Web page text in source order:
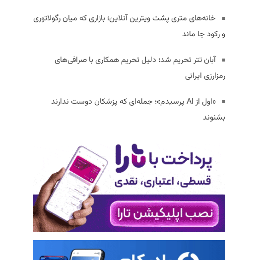
خانه‌های متری پشت ویترین آنلاین؛ بازاری که میان رگولاتوری
و رکود جا ماند
آبان تتر تحریم شد؛ دلیل تحریم همکاری با صرافی‌های
رمزارزی ایرانی
«اول از AI پرسیدم»؛ جمله‌ای که پزشکان دوست ندارند
بشنوند